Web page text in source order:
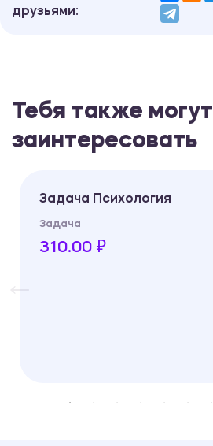
друзьями:
Тебя также могут
заинтересовать
Задача Психология
Задача
310.00 ₽